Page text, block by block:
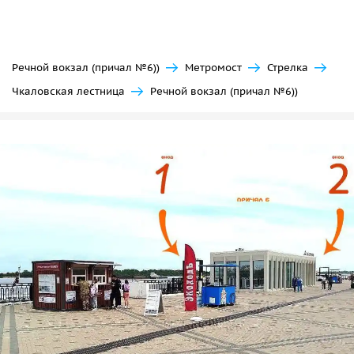
развлекательная программа, предлагаемые на борту,
помогут сделать вашесвидание или торжество
Речной вокзал (причал №6)) Метромост
Стрелка
Чкаловская лестница
Речной вокзал (причал №6))